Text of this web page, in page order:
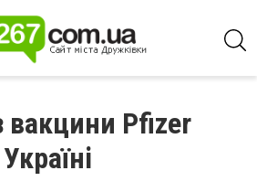
вакцини Pfizer